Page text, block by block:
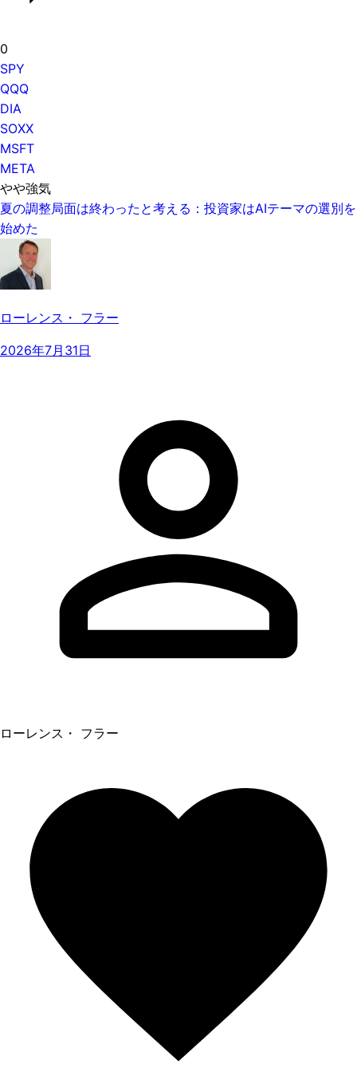
0
SPY
QQQ
DIA
SOXX
MSFT
META
やや強気
夏の調整局面は終わったと考える：投資家はAIテーマの選別を
始めた
ローレンス・ フラー
2026年7月31日
ローレンス・ フラー